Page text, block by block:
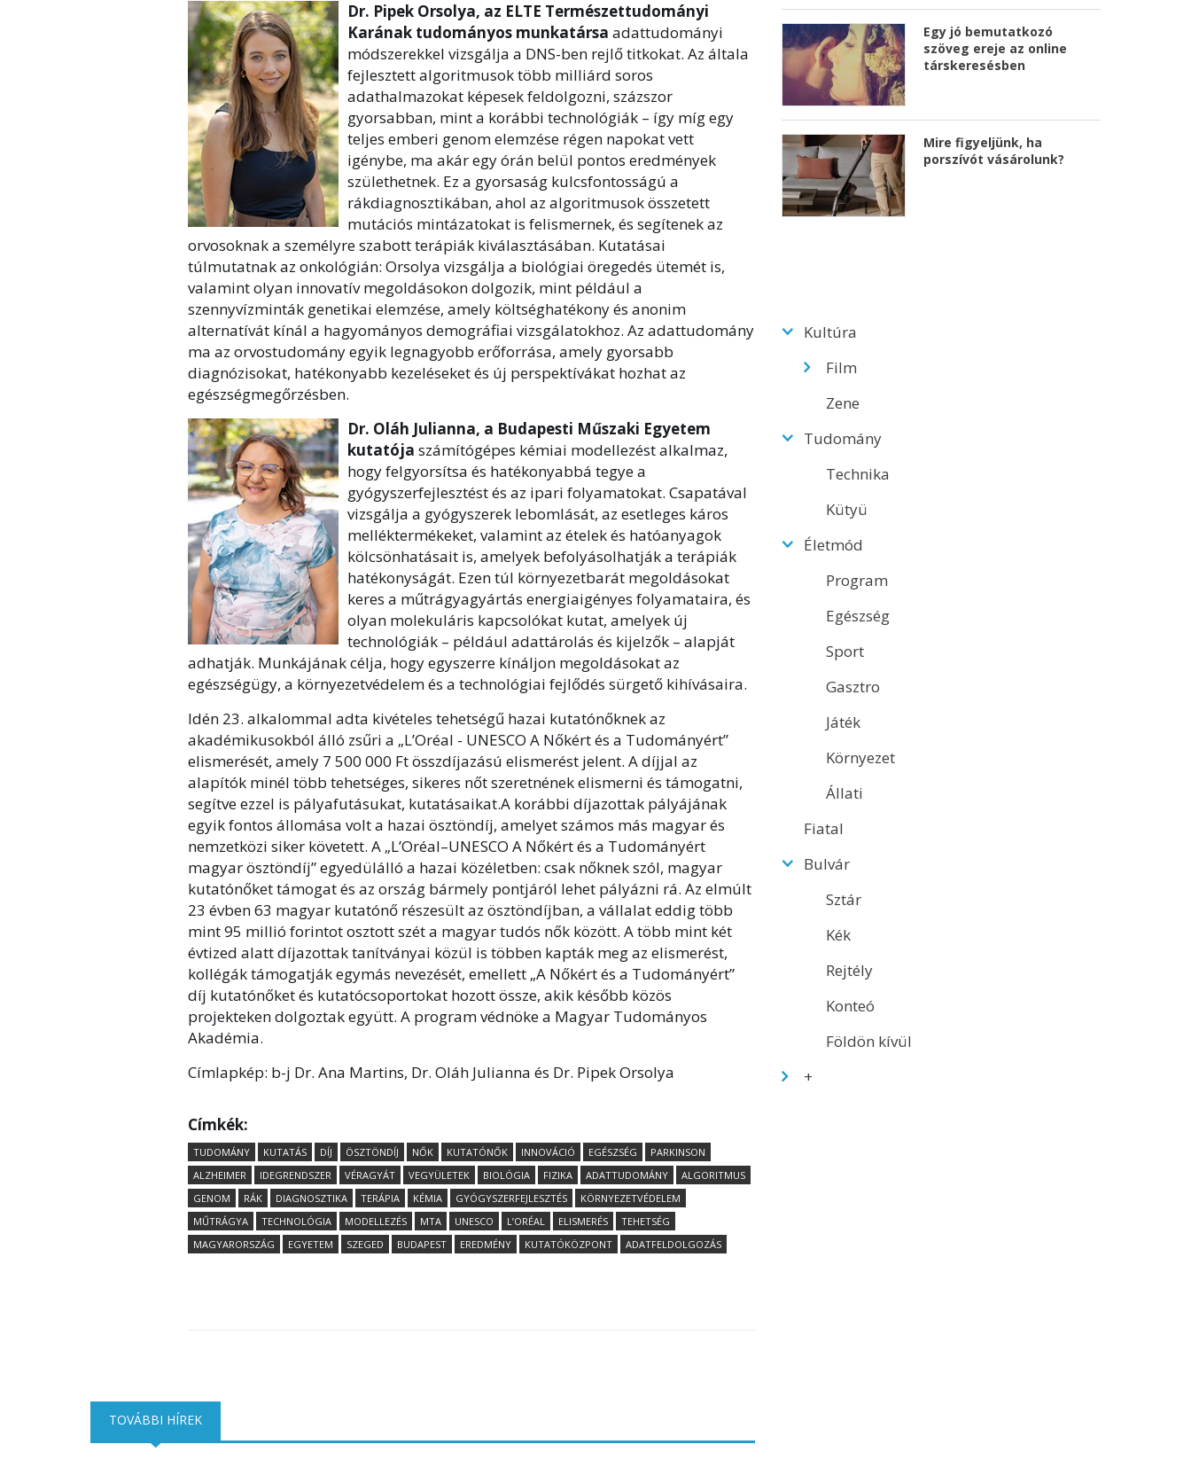
Dr. Pipek Orsolya, az ELTE Természettudományi
Karának tudományos munkatársa adattudományi
módszerekkel vizsgálja a DNS-ben rejlő titkokat. Az általa
fejlesztett algoritmusok több milliárd soros
adathalmazokat képesek feldolgozni, százszor
gyorsabban, mint a korábbi technológiák – így míg egy
teljes emberi genom elemzése régen napokat vett
igénybe, ma akár egy órán belül pontos eredmények
születhetnek. Ez a gyorsaság kulcsfontosságú a
rákdiagnosztikában, ahol az algoritmusok összetett
mutációs mintázatokat is felismernek, és segítenek az
orvosoknak a személyre szabott terápiák kiválasztásában. Kutatásai
túlmutatnak az onkológián: Orsolya vizsgálja a biológiai öregedés ütemét is,
valamint olyan innovatív megoldásokon dolgozik, mint például a
szennyvízminták genetikai elemzése, amely költséghatékony és anonim
alternatívát kínál a hagyományos demográfiai vizsgálatokhoz. Az adattudomány
ma az orvostudomány egyik legnagyobb erőforrása, amely gyorsabb
diagnózisokat, hatékonyabb kezeléseket és új perspektívákat hozhat az
egészségmegőrzésben.
Dr. Oláh Julianna, a Budapesti Műszaki Egyetem
kutatója számítógépes kémiai modellezést alkalmaz,
hogy felgyorsítsa és hatékonyabbá tegye a
gyógyszerfejlesztést és az ipari folyamatokat. Csapatával
vizsgálja a gyógyszerek lebomlását, az esetleges káros
melléktermékeket, valamint az ételek és hatóanyagok
kölcsönhatásait is, amelyek befolyásolhatják a terápiák
hatékonyságát. Ezen túl környezetbarát megoldásokat
keres a műtrágyagyártás energiaigényes folyamataira, és
olyan molekuláris kapcsolókat kutat, amelyek új
technológiák – például adattárolás és kijelzők – alapját
adhatják. Munkájának célja, hogy egyszerre kínáljon megoldásokat az
egészségügy, a környezetvédelem és a technológiai fejlődés sürgető kihívásaira.
Idén 23. alkalommal adta kivételes tehetségű hazai kutatónőknek az
akadémikusokból álló zsűri a „L’Oréal - UNESCO A Nőkért és a Tudományért”
elismerését, amely 7 500 000 Ft összdíjazású elismerést jelent. A díjjal az
alapítók minél több tehetséges, sikeres nőt szeretnének elismerni és támogatni,
segítve ezzel is pályafutásukat, kutatásaikat.A korábbi díjazottak pályájának
egyik fontos állomása volt a hazai ösztöndíj, amelyet számos más magyar és
nemzetközi siker követett. A „L’Oréal–UNESCO A Nőkért és a Tudományért
magyar ösztöndíj” egyedülálló a hazai közéletben: csak nőknek szól, magyar
kutatónőket támogat és az ország bármely pontjáról lehet pályázni rá. Az elmúlt
23 évben 63 magyar kutatónő részesült az ösztöndíjban, a vállalat eddig több
mint 95 millió forintot osztott szét a magyar tudós nők között. A több mint két
évtized alatt díjazottak tanítványai közül is többen kapták meg az elismerést,
kollégák támogatják egymás nevezését, emellett „A Nőkért és a Tudományért”
díj kutatónőket és kutatócsoportokat hozott össze, akik később közös
projekteken dolgoztak együtt. A program védnöke a Magyar Tudományos
Akadémia.
Címlapkép: b-j Dr. Ana Martins, Dr. Oláh Julianna és Dr. Pipek Orsolya
Címkék:
TUDOMÁNY KUTATÁS DÍJ ÖSZTÖNDÍJ NŐK KUTATÓNŐK INNOVÁCIÓ EGÉSZSÉG
PARKINSON
ALZHEIMER
IDEGRENDSZER VÉRAGYÁT VEGYÜLETEK BIOLÓGIA FIZIKA ADATTUDOMÁNY
ALGORITMUS
GENOM
RÁK DIAGNOSZTIKA TERÁPIA KÉMIA GYÓGYSZERFEJLESZTÉS
KÖRNYEZETVÉDELEM
MŰTRÁGYA
TECHNOLÓGIA MODELLEZÉS MTA UNESCO L’ORÉAL ELISMERÉS
TEHETSÉG
MAGYARORSZÁG
EGYETEM SZEGED BUDAPEST EREDMÉNY KUTATÓKÖZPONT ADATFELDOLGOZÁS
TOVÁBBI HÍREK
Egy jó bemutatkozó
szöveg ereje az online
társkeresésben
Mire figyeljünk, ha
porszívót vásárolunk?
Kultúra
Film
Zene
Tudomány
Technika
Kütyü
Életmód
Program
Egészség
Sport
Gasztro
Játék
Környezet
Állati
Fiatal
Bulvár
Sztár
Kék
Rejtély
Konteó
Földön kívül
+